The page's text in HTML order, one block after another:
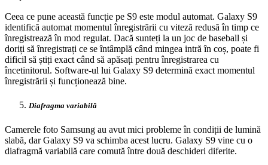
Ceea ce pune această funcție pe S9 este modul automat. Galaxy S9
identifică automat momentul înregistrării cu viteză redusă în timp ce
înregistrează în mod regulat. Dacă sunteți la un joc de baseball și
doriți să înregistrați ce se întâmplă când mingea intră în coș, poate fi
dificil să știți exact când să apăsați pentru înregistrarea cu
încetinitorul. Software-ul lui Galaxy S9 determină exact momentul
înregistrării și funcționează bine.
Diafragma variabilă
Camerele foto Samsung au avut mici probleme în condiții de lumină
slabă, dar Galaxy S9 va schimba acest lucru. Galaxy S9 vine cu o
diafragmă variabilă care comută între două deschideri diferite.